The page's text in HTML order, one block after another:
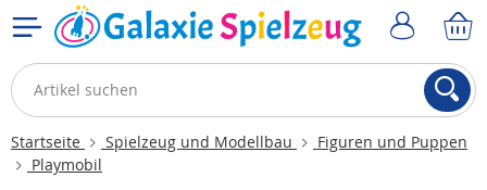
Startseite Spielzeug und Modellbau
Figuren und Puppen
Playmobil